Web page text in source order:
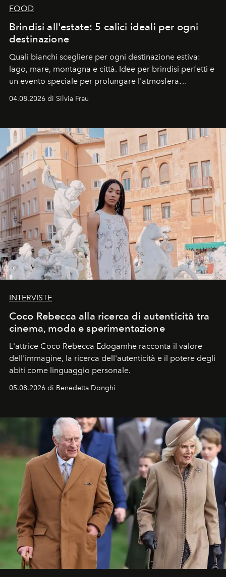
FOOD
Brindisi all'estate: 5 calici ideali per ogni
destinazione
Quali bianchi scegliere per ogni destinazione estiva:
lago, mare, montagna e città. Idee per brindisi perfetti e
un evento speciale per prolungare l'atmosfera
04.08.2026 di Silvia Frau
INTERVISTE
Coco Rebecca alla ricerca di autenticità tra
cinema, moda e sperimentazione
L'attrice Coco Rebecca Edogamhe racconta il valore
dell'immagine, la ricerca dell'autenticità e il potere degli
abiti come linguaggio personale.
05.08.2026 di Benedetta Donghi